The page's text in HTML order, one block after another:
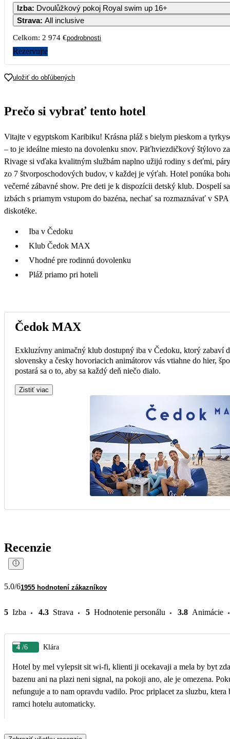
Izba: Dvoulůžkový pokoj Royal swim up 16+
Strava: All inclusive
Celkom: 2 974 €podrobnosti
Rezervujte
uložiť do obľúbených
Prečo si vybrať tento hotel
Vitajte v egyptskom Karibiku! Krásna pláž s bielym pieskom a
– to je ideálne miesto na dovolenku snov. Päťhviezdičkový štýlovo
Rivage si vďaka kvalitným službám naplno užijú rodiny s deťmi,
zo 7 štvorposchodových budov, v každej je výťah. Hotel ponúka
večerné zábavné show. Pre deti je k dispozícii detský klub. Dospelí
izbách s priamym vstupom do bazéna, nechať sa rozmaznávať v
diskotéke.
Iba v Čedoku
Klub Čedok MAX
Vhodné pre rodinnú dovolenku
Pláž priamo pri hoteli
Čedok MAX
Exkluzívny animačný klub dostupný iba v Čedoku, ktorý zabaví
slovensky a česky hovoriacich animátorov vás vtiahne do hier,
postará sa o to, aby sa každý deň niečo dialo.
Zistiť viac
Recenzie
5.0/61955 hodnotení zákazníkov
5 Izba 4.3 Strava 5 Hodnotenie personálu 3.8 Animácie
4 /6 Klára
Hotel by mel vylepsit sit wi-fi, klienti ji ocekavaji a mela by byt
bazenu ani na plazi neni signal, na pokoji ano, ale je omezena.
nefunguje a to nam opravdu vadilo. Proc priplacet za sluzbu, ktera
ramci hotelu automaticky.